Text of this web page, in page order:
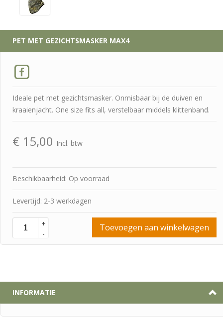
PET MET GEZICHTSMASKER MAX4
Ideale pet met gezichtsmasker. Onmisbaar bij de duiven en
kraaienjacht. One size fits all, verstelbaar middels klittenband.
€ 15,00 Incl. btw
Beschikbaarheid: Op voorraad
Levertijd: 2-3 werkdagen
+
-
Toevoegen aan winkelwagen
INFORMATIE